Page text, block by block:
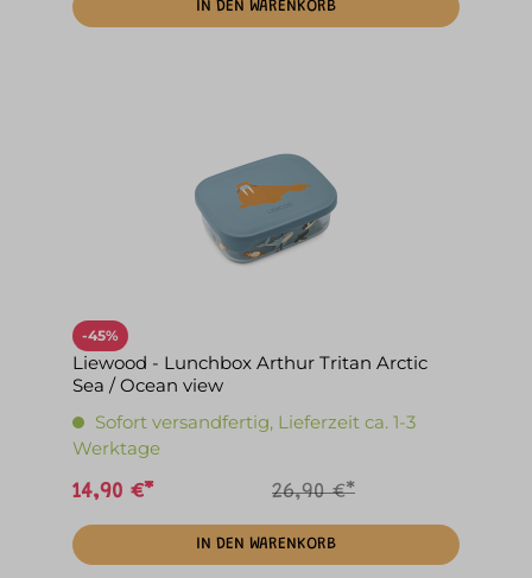
IN DEN WARENKORB
-45%
Liewood - Lunchbox Arthur Tritan Arctic
Sea / Ocean view
Sofort versandfertig, Lieferzeit ca. 1-3
Werktage
14,90 €* 26,90 €*
IN DEN WARENKORB